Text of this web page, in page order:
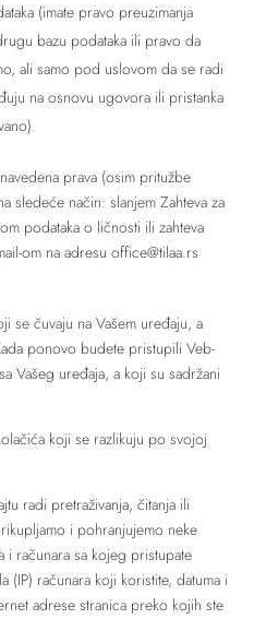
(imate pravo preuzimanja
bazu podataka ili pravo da
ali samo pod uslovom da se radi
na osnovu ugovora ili pristanka
prava (osim pritužbe
sledeće način: slanjem Zahteva za
podataka o ličnosti ili zahteva
om na adresu office@tilaa.rs
se čuvaju na Vašem uređaju, a
ponovo budete pristupili Veb-
Vašeg uređaja, a koji su sadržani
koji se razlikuju po svojoj
radi pretraživanja, čitanja ili
i pohranjujemo neke
i računara sa kojeg pristupate
(IP) računara koji koristite, datuma i
adrese stranica preko kojih ste